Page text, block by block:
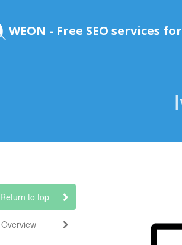
WEON - Free SEO services
Return to top
Overview